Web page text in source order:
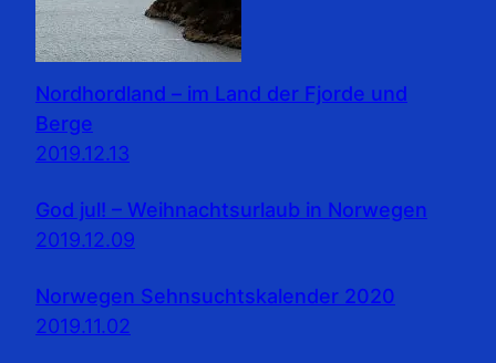
Nordhordland – im Land der Fjorde und
Berge
2019.12.13
God jul! – Weihnachtsurlaub in Norwegen
2019.12.09
Norwegen Sehnsuchtskalender 2020
2019.11.02